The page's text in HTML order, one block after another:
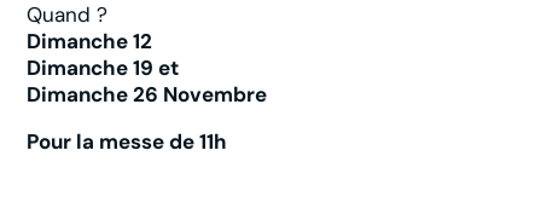
Quand ?
Dimanche 12
Dimanche 19 et
Dimanche 26 Novembre
Pour la messe de 11h